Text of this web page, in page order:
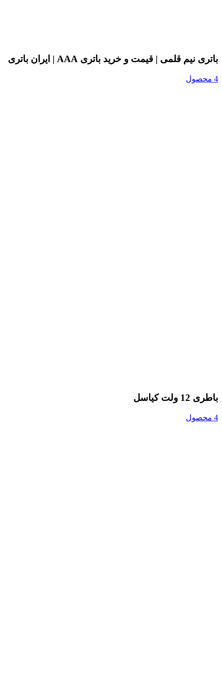
باتری نیم قلمی | قیمت و خرید باتری AAA | ایران باتری
4 محصول
باطری 12 ولت کیاسل
4 محصول